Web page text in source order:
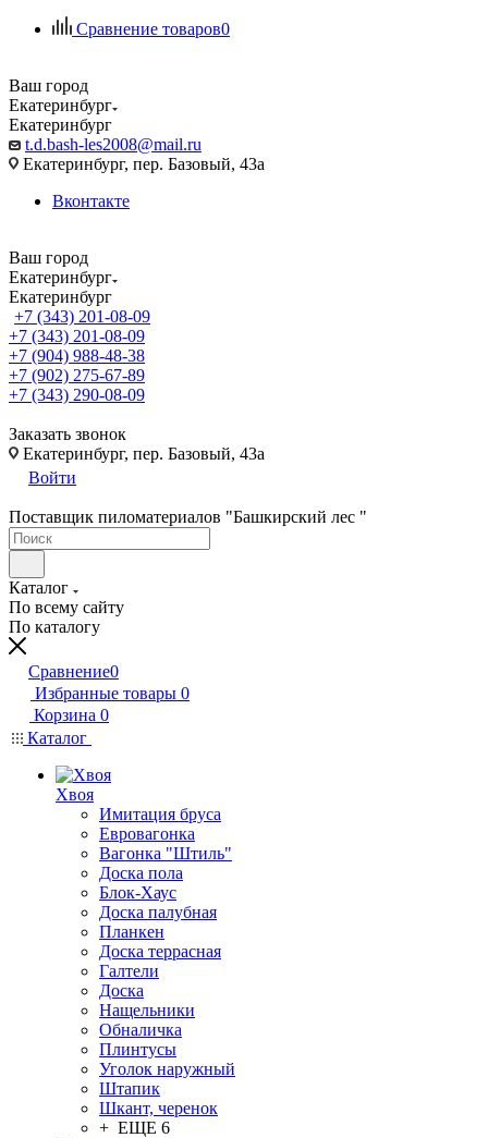
Сравнение товаров0
Ваш город
Екатеринбург
Екатеринбург
t.d.bash-les2008@mail.ru
Екатеринбург, пер. Базовый, 43а
Вконтакте
Ваш город
Екатеринбург
Екатеринбург
+7 (343) 201-08-09
+7 (343) 201-08-09
+7 (904) 988-48-38
+7 (902) 275-67-89
+7 (343) 290-08-09
Заказать звонок
Екатеринбург, пер. Базовый, 43а
Войти
Поставщик пиломатериалов "Башкирский лес "
Каталог
По всему сайту
По каталогу
Сравнение0
Избранные товары 0
Корзина 0
Каталог
Хвоя
Имитация бруса
Евровагонка
Вагонка "Штиль"
Доска пола
Блок-Хаус
Доска палубная
Планкен
Доска террасная
Галтели
Доска
Нащельники
Обналичка
Плинтусы
Уголок наружный
Штапик
Шкант, черенок
+ ЕЩЕ 6